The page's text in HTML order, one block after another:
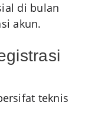
di bulan
akun.
teknis